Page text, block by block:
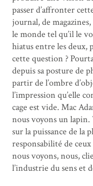
passer d’affronter
journal, de
le monde tel qu’il le
hiatus entre les deux,
cette question ?
depuis sa posture de
partir de l’ombre
l’impression qu’elle
cage est vide. Mac
nous voyons un lapin.
sur la puissance de la
responsabilité de
nous voyons, nous,
l’industrie du sens et